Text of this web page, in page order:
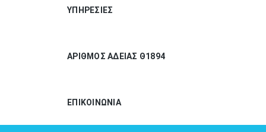
ΥΠΗΡΕΣΙΕΣ
ΑΡΙΘΜΟΣ ΑΔΕΙΑΣ Θ1894
ΕΠΙΚΟΙΝΩΝΙΑ